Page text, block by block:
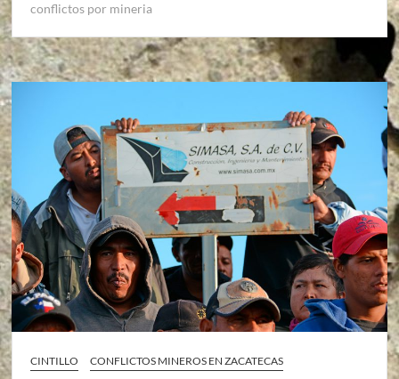
conflictos por mineria
CINTILLO
CONFLICTOS MINEROS EN ZACATECAS